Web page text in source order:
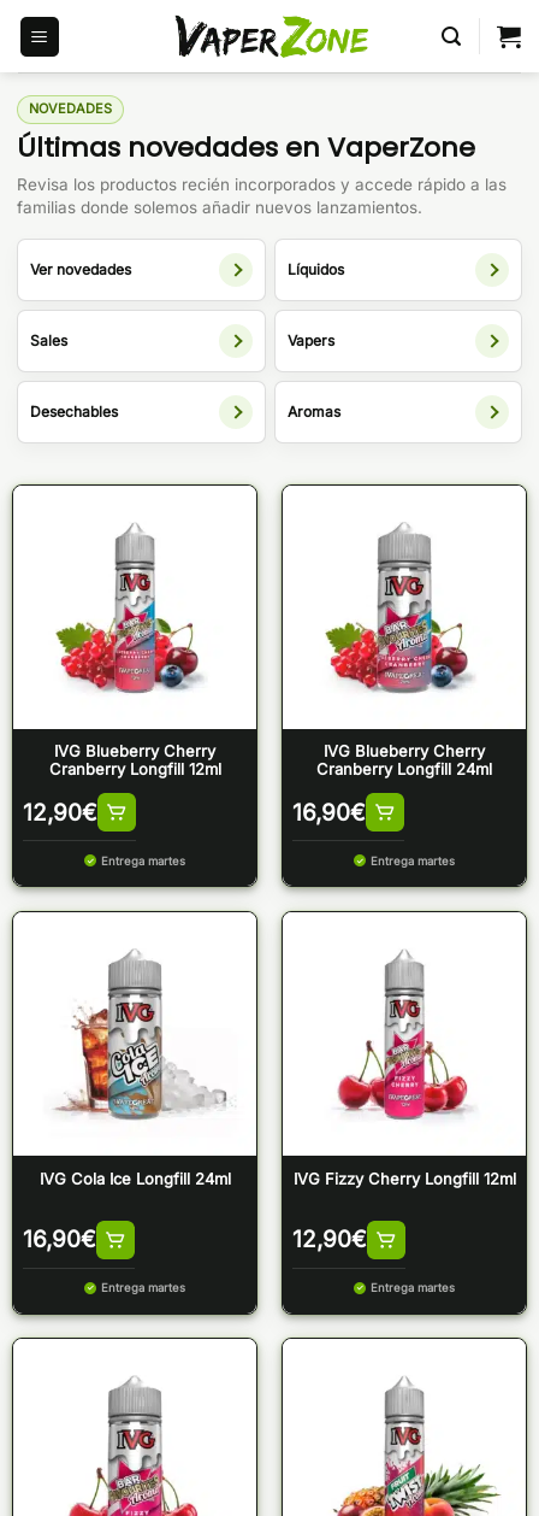
Saltar
contenido
NOVEDADES
Últimas novedades en VaperZone
Revisa los productos recién incorporados y accede rápido a las
familias donde solemos añadir nuevos lanzamientos.
Ver novedades Líquidos
Sales Vapers
Desechables Aromas
IVG Blueberry Cherry
Cranberry Longfill 12ml
12,90€
Entrega martes
IVG Blueberry Cherry
Cranberry Longfill 24ml
16,90€
Entrega martes
IVG Cola Ice Longfill 24ml
16,90€
Entrega martes
IVG Fizzy Cherry Longfill 12ml
12,90€
Entrega martes